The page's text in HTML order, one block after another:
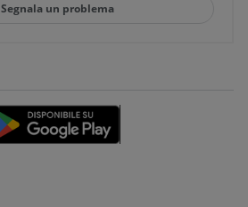
Segnala un problema